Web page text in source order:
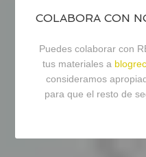
COLABORA CON
Puedes colaborar con
tus materiales a
consideramos
para que el resto de